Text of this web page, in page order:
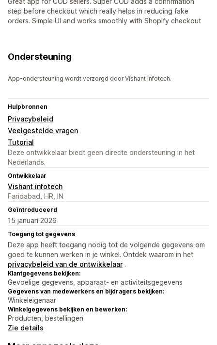
step before checkout which really helps in reducing fake
orders. Simple UI and works smoothly with Shopify checkout
Ondersteuning
App-ondersteuning wordt verzorgd door Vishant infotech.
Hulpbronnen
Privacybeleid
Veelgestelde vragen
Tutorial
Deze ontwikkelaar biedt geen directe ondersteuning in het
Nederlands.
Ontwikkelaar
Vishant infotech
Faridabad, HR, IN
Geïntroduceerd
15 januari 2026
Toegang tot gegevens
Deze app heeft toegang nodig tot de volgende gegevens om
goed te kunnen werken in je winkel. Ontdek waarom in het
privacybeleid van de ontwikkelaar .
Klantgegevens bekijken:
Gevoelige gegevens, apparaat- en activiteitsgegevens
Gegevens van medewerkers en bijdragers bekijken:
Winkeleigenaar
Winkelgegevens bekijken en bewerken:
Producten, bestellingen
Zie details